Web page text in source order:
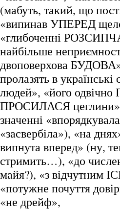
(мабуть, такий, що
«випинав УПЕРЕД
«глибоченні
найбільше
двоповерхова
пролазять в
людей», «його
ПРОСИЛАСЯ цеглини»,
значенні
«засвербіла»), «на
випнута вперед» (ну,
стримить…), «до
майя?), «з
«потужне почуття
«не дрейф»,